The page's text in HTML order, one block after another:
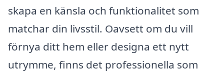
skapa en känsla och funktionalitet som
matchar din livsstil. Oavsett om du vill
förnya ditt hem eller designa ett nytt
utrymme, finns det professionella som